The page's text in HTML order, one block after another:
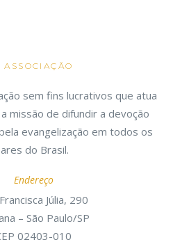
ASSOCIAÇÃO
sem fins lucrativos que atua
missão de difundir a devoção
evangelização em todos os
do Brasil.
Endereço
Júlia, 290
– São Paulo/SP
02403-010